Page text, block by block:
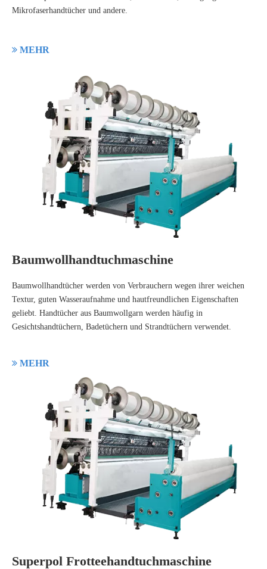
Mikrofaserhandtücher und andere.
 MEHR
Baumwollhandtuchmaschine
Baumwollhandtücher werden von Verbrauchern wegen ihrer weichen
Textur, guten Wasseraufnahme und hautfreundlichen Eigenschaften
geliebt. Handtücher aus Baumwollgarn werden häufig in
Gesichtshandtüchern, Badetüchern und Strandtüchern verwendet.
 MEHR
Superpol Frotteehandtuchmaschine